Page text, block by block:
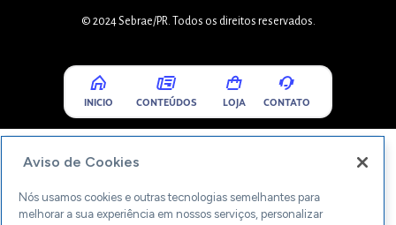
© 2024 Sebrae/PR. Todos os direitos reservados.
INICIO CONTEÚDOS LOJA CONTATO
Aviso de Cookies
Nós usamos cookies e outras tecnologias semelhantes para
melhorar a sua experiência em nossos serviços, personalizar